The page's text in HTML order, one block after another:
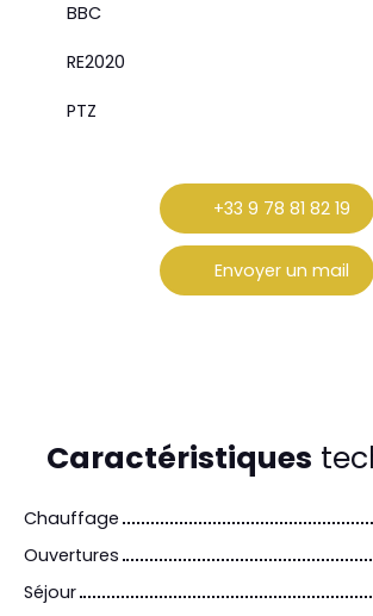
BBC
RE2020
PTZ
+33 9 78 81 82 19
Envoyer un mail
Caractéristiques
Chauffage
Ouvertures
Séjour